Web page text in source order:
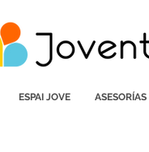
ESPAI JOVE ASESORÍAS